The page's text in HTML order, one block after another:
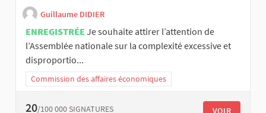
Guillaume DIDIER
ENREGISTRÉE Je souhaite attirer l’attention de
l’Assemblée nationale sur la complexité excessive et
disproportio...
Commission des affaires économiques
20/100 000 SIGNATURES VOIR